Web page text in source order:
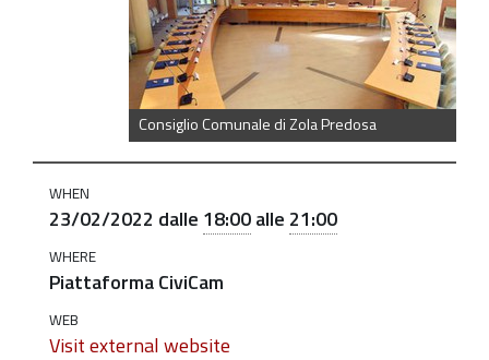
Consiglio Comunale di Zola Predosa
ore-
18
Consiglio
comunale
23
febbraio
WHEN
23/02/2022 dalle 18:00alle 21:00
WHERE
Piattaforma CiviCam
WEB
Visit external website